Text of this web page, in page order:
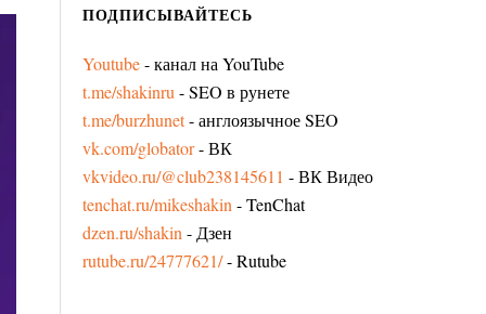
ПОДПИСЫВАЙТЕСЬ
Youtube- канал на YouTube
t.me/shakinru - SEO в рунете
t.me/burzhunet- англоязычное SEO
vk.com/globator- ВК
vkvideo.ru/@club238145611 - ВК Видео
tenchat.ru/mikeshakin - TenChat
dzen.ru/shakin - Дзен
rutube.ru/24777621/- Rutube